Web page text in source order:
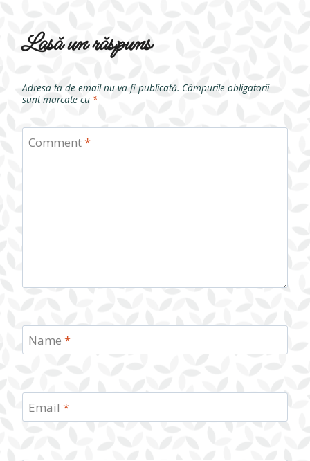
Lasă un răspuns
Adresa ta de email nu va fi publicată. Câmpurile obligatorii
sunt marcate cu *
Comment*
Name *
Email *